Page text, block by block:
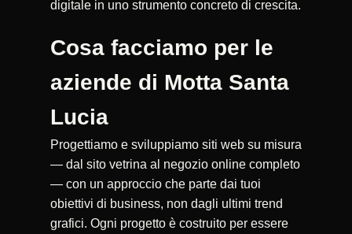
digitale in uno strumento concreto di crescita.
Cosa facciamo per le
aziende di Motta Santa
Lucia
Progettiamo e sviluppiamo siti web su misura
— dal sito vetrina al negozio online completo
— con un approccio che parte dai tuoi
obiettivi di business, non dagli ultimi trend
grafici. Ogni progetto è costruito per essere